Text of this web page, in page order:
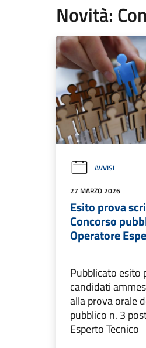
Novità:
AVVISI
27 MARZO 2026
Esito prova
Concorso
Operatore
Pubblicato esito
candidati
alla prova orale
pubblico n. 3
Esperto Tecnico